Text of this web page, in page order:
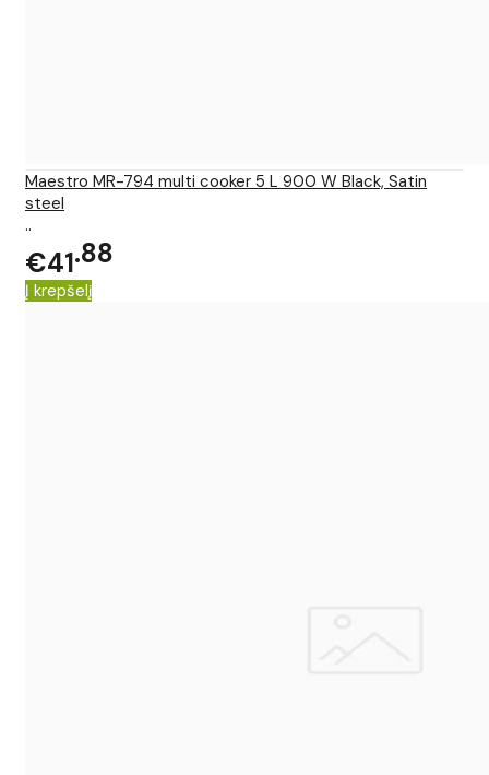
Maestro MR-794 multi cooker 5 L 900 W Black, Satin
steel
..
€41 88
Į krepšelį